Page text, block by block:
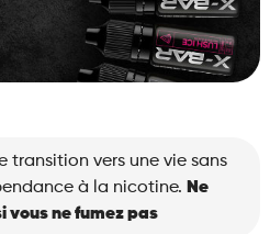
transition vers une vie sans
à la nicotine. Ne
vous ne fumez pas